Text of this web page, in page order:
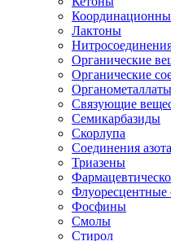
Лактоны
Органические
Органические
Органометаллаты
Связующие
Семикарбазиды
Скорлупа
Соединения азота
Триазены
Флуоресцентные
Фосфины
Смолы
Стирол